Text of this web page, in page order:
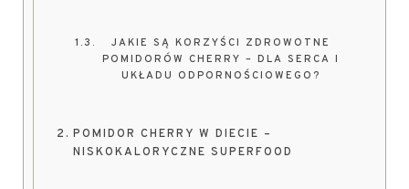
JAKIE SĄ KORZYŚCI ZDROWOTNE
POMIDORÓW CHERRY – DLA SERCA I
UKŁADU ODPORNOŚCIOWEGO?
POMIDOR CHERRY W DIECIE –
NISKOKALORYCZNE SUPERFOOD